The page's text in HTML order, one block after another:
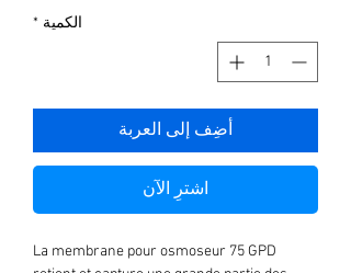
الكمية *
أضِف إلى العربة
اشترِ الآن
La membrane pour osmoseur 75 GPD